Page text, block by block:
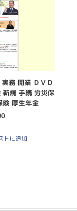
務 開業 ＤＶＤ
新規 手続 労災保
険 厚生年金
トに追加